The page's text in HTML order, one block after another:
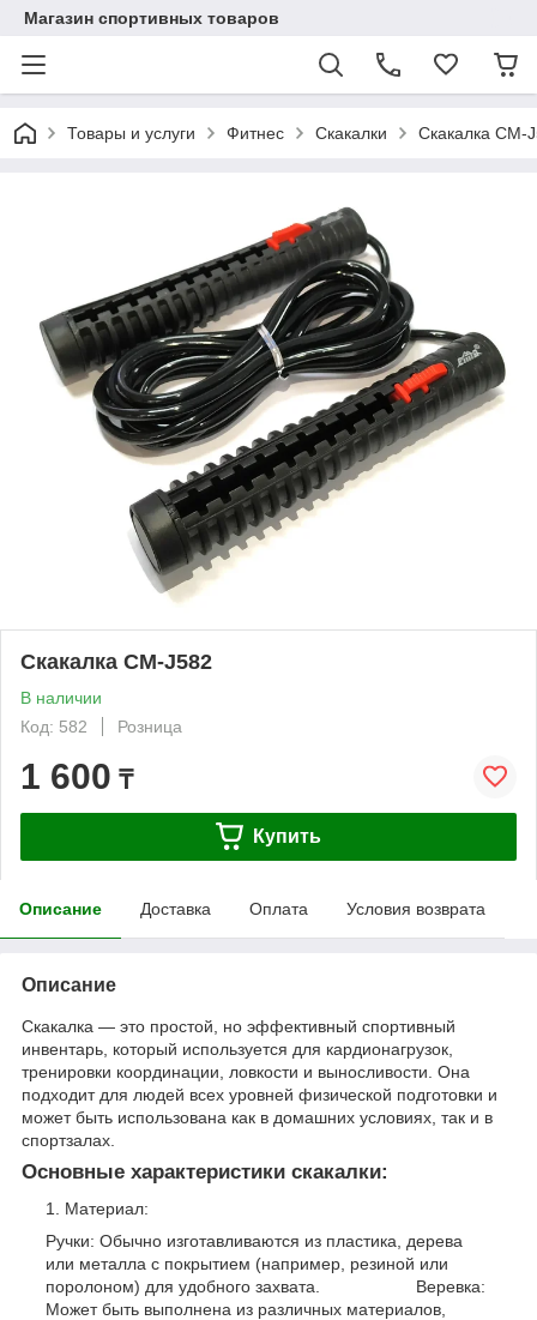
Магазин спортивных товаров
Товары и услуги Фитнес Скакалки Скакалка CM-
Скакалка CM-J582
В наличии
Код: 582
Розница
1 600 ₸
Купить
Описание Доставка Оплата Условия возврата
Описание
Скакалка — это простой, но эффективный спортивный
инвентарь, который используется для кардионагрузок,
тренировки координации, ловкости и выносливости. Она
подходит для людей всех уровней физической подготовки и
может быть использована как в домашних условиях, так и в
спортзалах.
Основные характеристики скакалки:
Материал:
Ручки: Обычно изготавливаются из пластика, дерева
или металла с покрытием (например, резиной или
поролоном) для удобного захвата. Веревка:
Может быть выполнена из различных материалов,